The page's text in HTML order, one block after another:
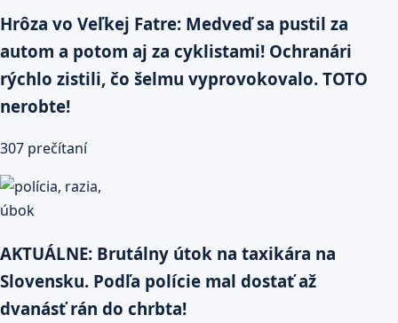
Hrôza vo Veľkej Fatre: Medveď sa pustil za
autom a potom aj za cyklistami! Ochranári
rýchlo zistili, čo šelmu vyprovokovalo. TOTO
nerobte!
307 prečítaní
AKTUÁLNE: Brutálny útok na taxikára na
Slovensku. Podľa polície mal dostať až
dvanásť rán do chrbta!